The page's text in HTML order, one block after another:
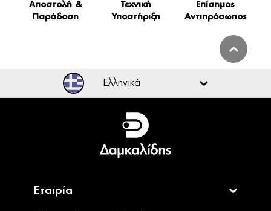
Αποστολή &
Παράδοση
Τεχνική
Υποστήριξη
Επίσημος
Αντιπρόσωπος
Ελληνικά
Ελληνικά
English
Εταιρία